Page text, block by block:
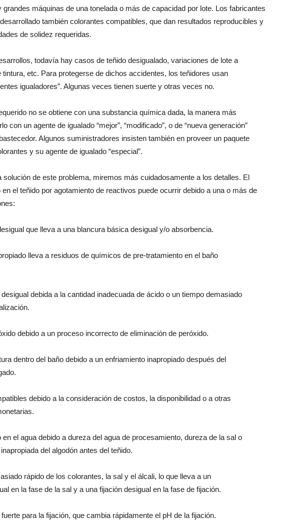
grandes máquinas de una tonelada o más de capacidad por lote. Los fabricantes
también colorantes compatibles, que dan resultados reproducibles y
de solidez requeridas.
todavía hay casos de teñido desigualado, variaciones de lote a
tintura, etc. Para protegerse de dichos accidentes, los teñidores usan
igualadores”. Algunas veces tienen suerte y otras veces no.
no se obtiene con una substancia química dada, la manera más
con un agente de igualado “mejor”, “modificado”, o de “nueva generación”
Algunos suministradores insisten también en proveer un paquete
y su agente de igualado “especial”.
solución de este problema, miremos más cuidadosamente a los detalles. El
en el teñido por agotamiento de reactivos puede ocurrir debido a una o más de
que lleva a una blancura básica desigual y/o absorbencia.
lleva a residuos de químicos de pre-tratamiento en el baño
debida a la cantidad inadecuada de ácido o un tiempo demasiado
debido a un proceso incorrecto de eliminación de peróxido.
dentro del baño debido a un enfriamiento inapropiado después del
debido a la consideración de costos, la disponibilidad o a otras
en el agua debido a dureza del agua de procesamiento, dureza de la sal o
del algodón antes del teñido.
rápido de los colorantes, la sal y el álcali, lo que lleva a un
en la fase de la sal y a una fijación desigual en la fase de fijación.
para la fijación, que cambia rápidamente el pH de la fijación.